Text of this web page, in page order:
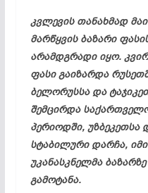
კვლევის თანახმად
მარწყვის ბაზარი
არამდგრადი იყო.
ფასი გაიზარდა
ბელორუსსა და
შემცირდა
პერიოდში, უზბეკეთსა
სტაბილური დარჩა,
უკანასკნელმა
გამოტანა.